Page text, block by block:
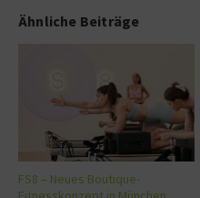
Ähnliche Beiträge
FS8 – Neues Boutique-